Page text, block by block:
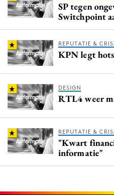
SP tegen
Switchpoint
REPUTATIE &
KPN legt
DESIGN
RTL4 weer
REPUTATIE &
"Kwart
informatie"